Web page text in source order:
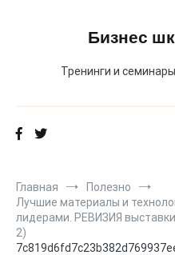
Бизнес
Тренинги и
Главная
Полезно
Лучшие материалы и
лидерами. РЕВИЗИЯ
2)